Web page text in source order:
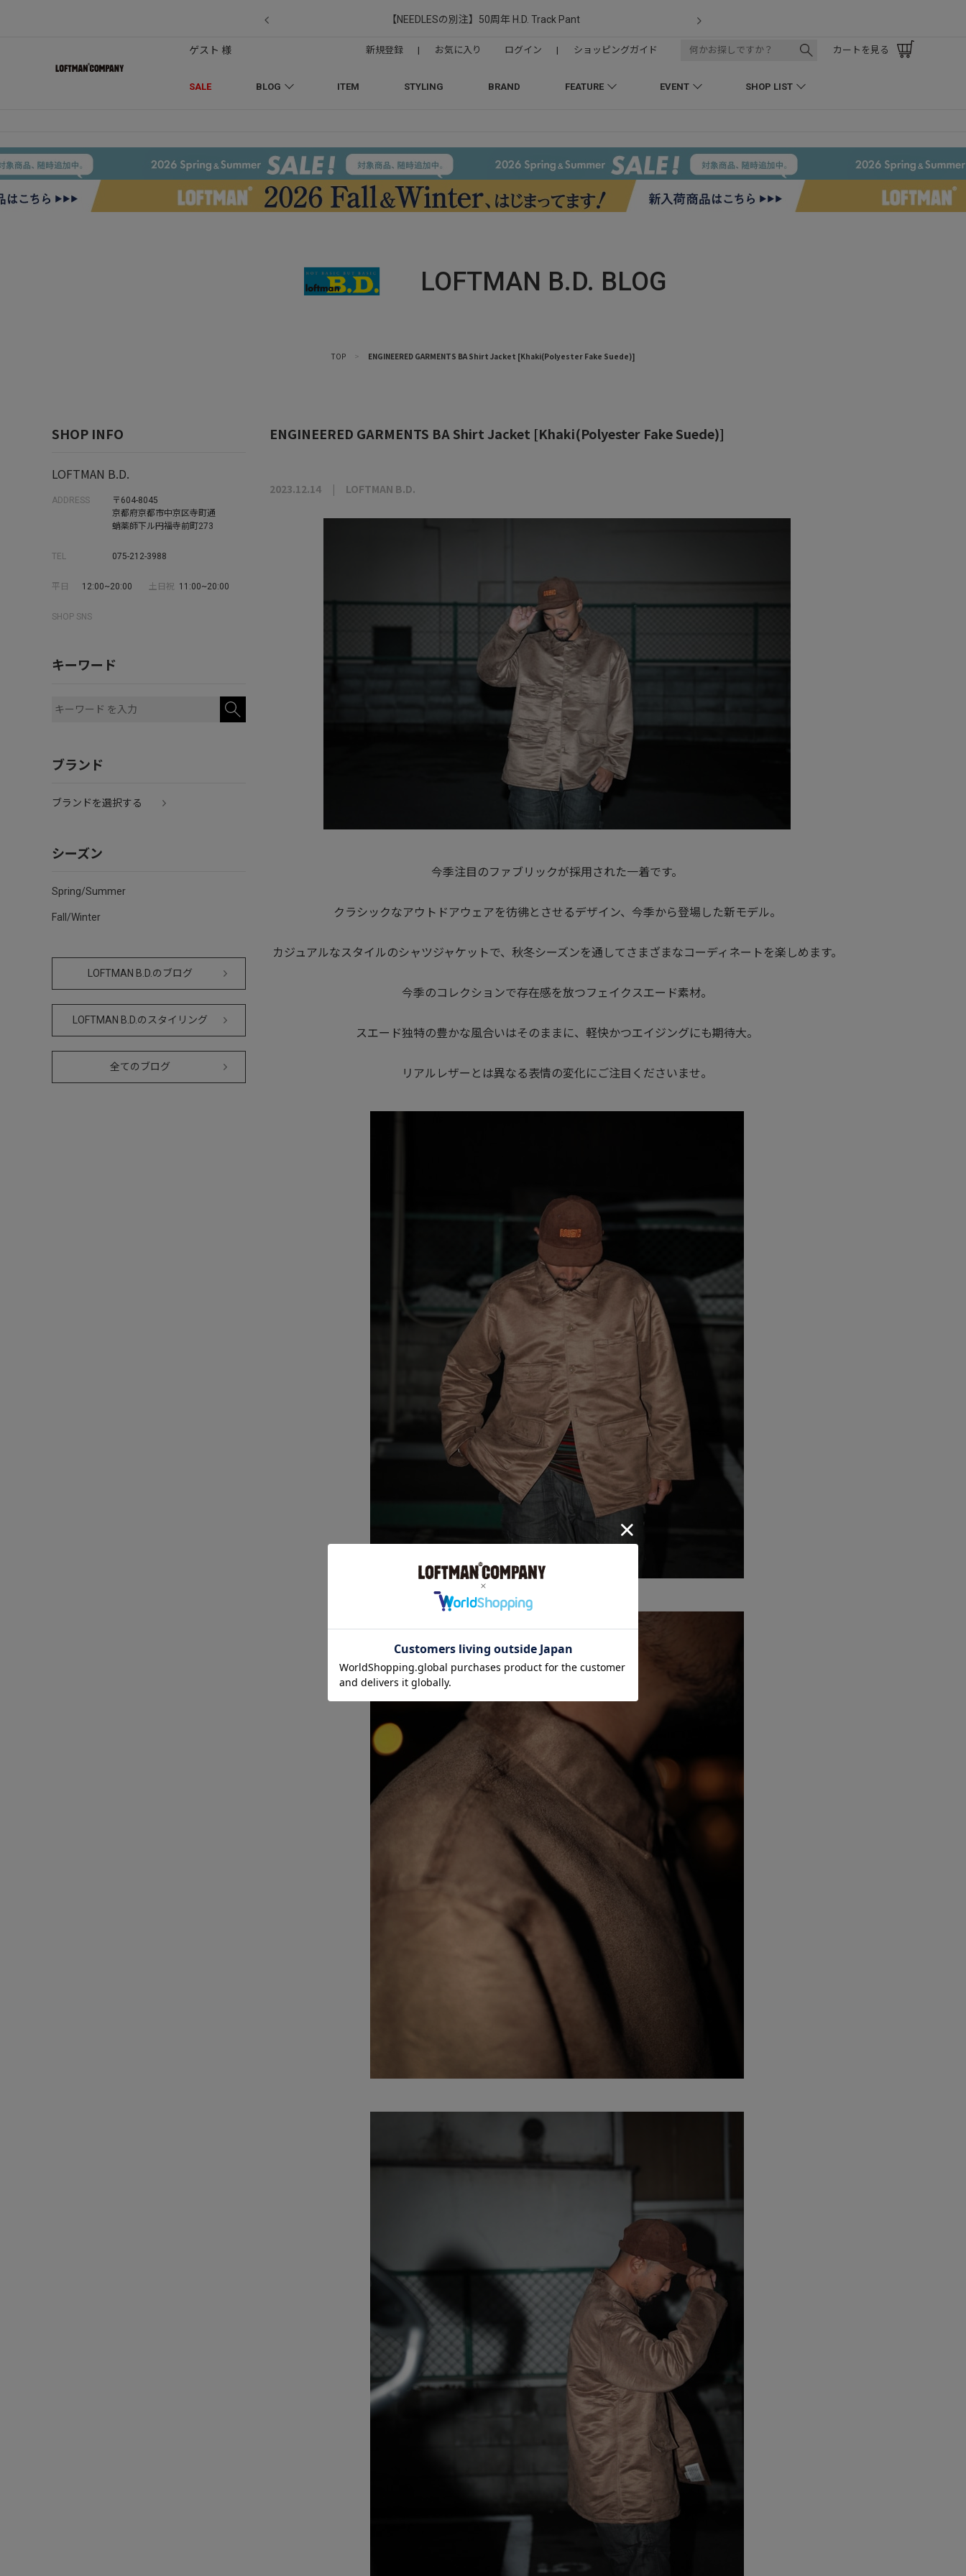
【NEEDLESの別注】50周年 H.D. Track Pant
SALE BLOG ITEM STYLING BRAND FEATURE EVENT SHOP LIST
ゲスト 様 新規登録 | お気に入り ログイン | ショッピングガイド カートを見る
LOFTMAN B.D. BLOG
TOP > ENGINEERED GARMENTS BA Shirt Jacket [Khaki(Polyester Fake Suede)]
SHOP INFO
LOFTMAN B.D.
ADDRESS
〒604-8045
京都府京都市中京区寺町通
蛸薬師下ル円福寺前町273
TEL 075-212-3988
平日 12:00~20:00 土日祝 11:00~20:00
SHOP SNS
キーワード
ブランド
ブランドを選択する
シーズン
Spring/Summer
Fall/Winter
LOFTMAN B.D.のブログ
LOFTMAN B.D.のスタイリング
全てのブログ
ENGINEERED GARMENTS BA Shirt Jacket [Khaki(Polyester Fake Suede)]
2023.12.14 LOFTMAN B.D.
今季注目のファブリックが採用された一着です。
クラシックなアウトドアウェアを彷彿とさせるデザイン、今季から登場した新モデル。
カジュアルなスタイルのシャツジャケットで、秋冬シーズンを通してさまざまなコーディネートを楽しめます。
今季のコレクションで存在感を放つフェイクスエード素材。
スエード独特の豊かな風合いはそのままに、軽快かつエイジングにも期待大。
リアルレザーとは異なる表情の変化にご注目くださいませ。